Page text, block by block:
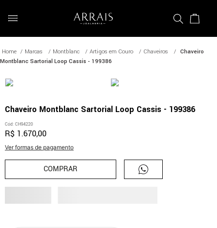
Marcas Montblanc Artigos em Couro Chaveiros
Chaveiro
Montblanc Sartorial Loop Cassis - 199386
Chaveiro Montblanc Sartorial Loop Cassis - 199386
Cód: CH94220
R$ 1.670,00
Ver formas de pagamento
COMPRAR